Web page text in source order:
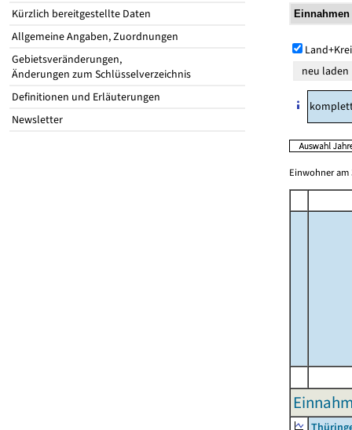
Kürzlich bereitgestellte Daten
Allgemeine Angaben, Zuordnungen
Gebietsveränderungen,
Änderungen zum Schlüsselverzeichnis
Definitionen und Erläuterungen
Newsletter
Einwohner am